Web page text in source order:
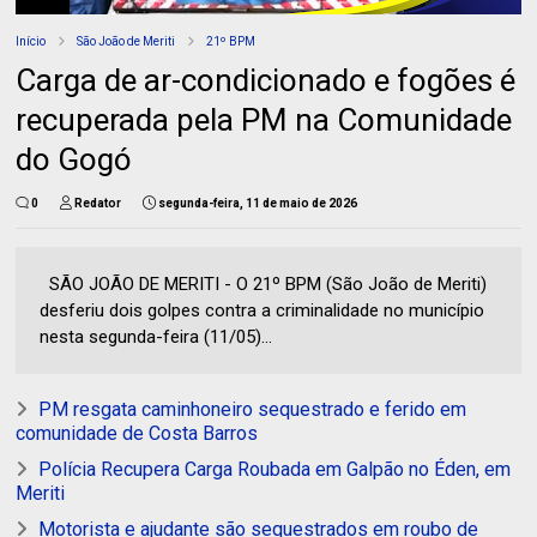
Início São João de Meriti 21º BPM
Carga de ar-condicionado e fogões é
recuperada pela PM na Comunidade
do Gogó
0 Redator segunda-feira, 11 de maio de 2026
SÃO JOÃO DE MERITI - O 21º BPM (São João de Meriti)
desferiu dois golpes contra a criminalidade no município
nesta segunda-feira (11/05)...
PM resgata caminhoneiro sequestrado e ferido em
comunidade de Costa Barros
Polícia Recupera Carga Roubada em Galpão no Éden, em
Meriti
Motorista e ajudante são sequestrados em roubo de